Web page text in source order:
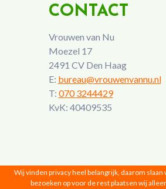
CONTACT
Vrouwen van Nu
Moezel 17
2491 CV Den Haag
E: bureau@vrouwenvannu.nl
T: 070 3244429
KvK: 40409535
Wij vinden privacy heel belangrijk, daarom
bezoeken op voor de rest plaatsen wij